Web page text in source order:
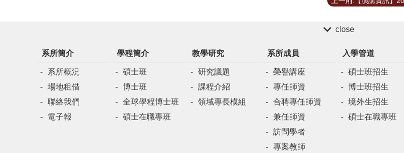
close
系所簡介
系所概況
場地租借
聯絡我們
電子報
學程簡介
碩士班
博士班
全球學程博士班
碩士在職專班
教學研究
研究議題
課程介紹
領域專長模組
系所成員
榮譽講座
專任師資
合聘專任師資
兼任師資
訪問學者
專案教師
入學管道
碩士班招生
博士班招生
境外生招生
碩士在職專班